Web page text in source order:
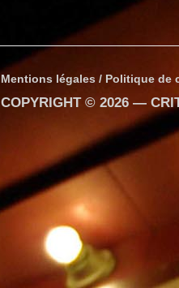
Mentions légales / Politique de
COPYRIGHT © 2026 —